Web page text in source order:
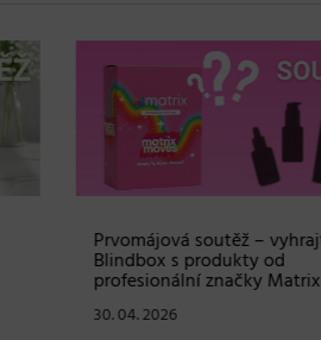
Prvomájová soutěž –
Blindbox s produkty od
profesionální značky Matrix!
30. 04. 2026